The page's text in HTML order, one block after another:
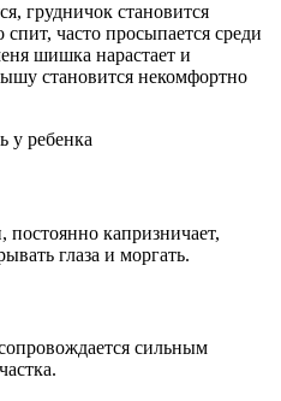
грудничок становится
часто просыпается среди
шишка нарастает и
становится некомфортно
капризничает,
глаза и моргать.
сильным